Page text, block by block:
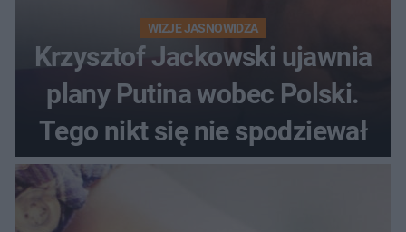
WIZJE JASNOWIDZA
Krzysztof Jackowski ujawnia
plany Putina wobec Polski.
Tego nikt się nie spodziewał